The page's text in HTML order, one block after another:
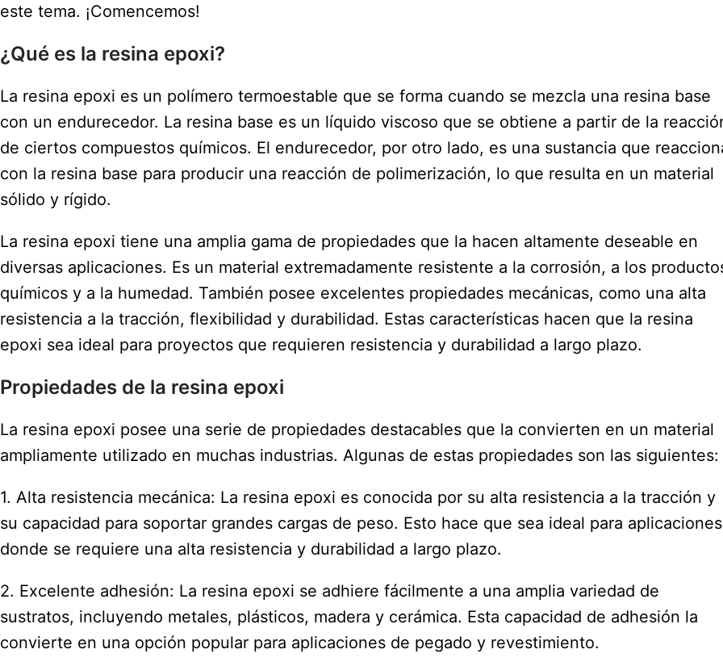
este tema. ¡Comencemos!
¿Qué es la resina epoxi?
La resina epoxi es un polímero termoestable que se forma cuando se mezcla una resina base
con un endurecedor. La resina base es un líquido viscoso que se obtiene a partir de la
de ciertos compuestos químicos. El endurecedor, por otro lado, es una sustancia que
con la resina base para producir una reacción de polimerización, lo que resulta en un material
sólido y rígido.
La resina epoxi tiene una amplia gama de propiedades que la hacen altamente deseable en
diversas aplicaciones. Es un material extremadamente resistente a la corrosión, a los
químicos y a la humedad. También posee excelentes propiedades mecánicas, como una alta
resistencia a la tracción, flexibilidad y durabilidad. Estas características hacen que la resina
epoxi sea ideal para proyectos que requieren resistencia y durabilidad a largo plazo.
Propiedades de la resina epoxi
La resina epoxi posee una serie de propiedades destacables que la convierten en un material
ampliamente utilizado en muchas industrias. Algunas de estas propiedades son las siguientes:
1. Alta resistencia mecánica: La resina epoxi es conocida por su alta resistencia a la tracción y
su capacidad para soportar grandes cargas de peso. Esto hace que sea ideal para aplicaciones
donde se requiere una alta resistencia y durabilidad a largo plazo.
2. Excelente adhesión: La resina epoxi se adhiere fácilmente a una amplia variedad de
sustratos, incluyendo metales, plásticos, madera y cerámica. Esta capacidad de adhesión la
convierte en una opción popular para aplicaciones de pegado y revestimiento.